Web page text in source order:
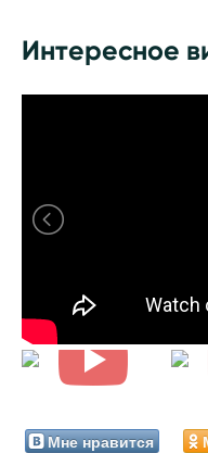
Интересное
Мне нравится